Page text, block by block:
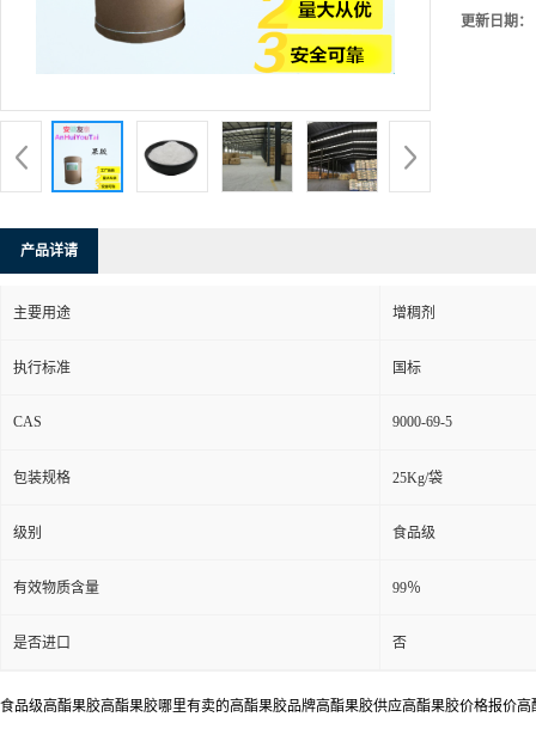
更新日期：
产品详请
主要用途 增稠剂
执行标准 国标
CAS 9000-69-5
包装规格 25Kg/袋
级别 食品级
有效物质含量 99％
是否进口 否
食品级高酯果胶高酯果胶哪里有卖的高酯果胶品牌高酯果胶供应高酯果胶价格报价